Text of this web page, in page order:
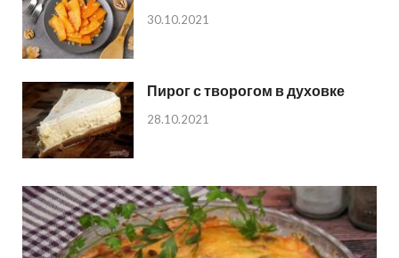
30.10.2021
Пирог с творогом в духовке
28.10.2021